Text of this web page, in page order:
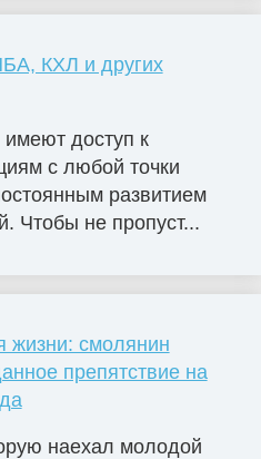
КХЛ и других
доступ к
с любой точки
развитием
Чтобы не пропуст...
жизни: смолянин
препятствие на
наехал молодой